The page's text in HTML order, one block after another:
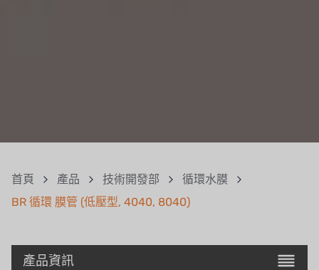
首頁 產品 技術開發部
循環水膜
BR 循環 膜管 (低壓型, 4040, 8040)
產品資訊